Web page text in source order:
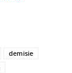
demisie